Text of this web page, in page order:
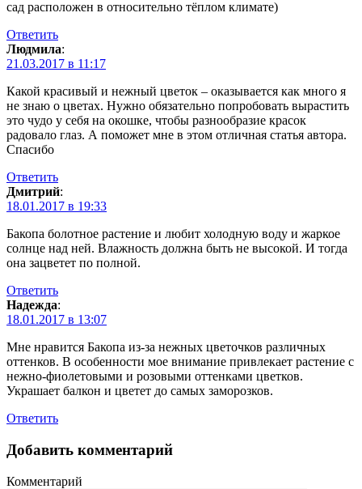
сад расположен в относительно тёплом климате)
Ответить
Людмила:
21.03.2017 в 11:17
Какой красивый и нежный цветок – оказывается как много я
не знаю о цветах. Нужно обязательно попробовать вырастить
это чудо у себя на окошке, чтобы разнообразие красок
радовало глаз. А поможет мне в этом отличная статья автора.
Спасибо
Ответить
Дмитрий:
18.01.2017 в 19:33
Бакопа болотное растение и любит холодную воду и жаркое
солнце над ней. Влажность должна быть не высокой. И тогда
она зацветет по полной.
Ответить
Надежда:
18.01.2017 в 13:07
Мне нравится Бакопа из-за нежных цветочков различных
оттенков. В особенности мое внимание привлекает растение с
нежно-фиолетовыми и розовыми оттенками цветков.
Украшает балкон и цветет до самых заморозков.
Ответить
Добавить комментарий
Комментарий